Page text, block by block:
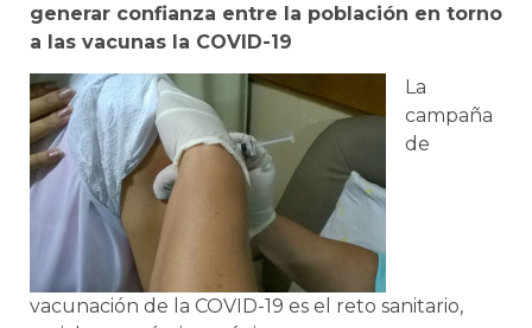
generar confianza entre la población en torno
a las vacunas la COVID-19
La
campaña
de
vacunación de la COVID-19 es el reto sanitario,